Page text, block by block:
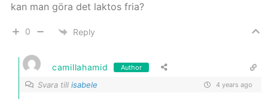
kan man göra det laktos fria?
0 Reply
camillahamid Author
Svara till isabele 4 years ago